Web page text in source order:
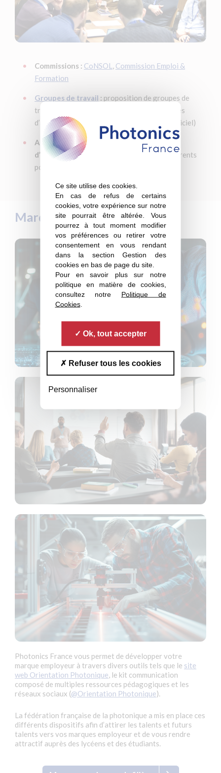
Ce site utilise des cookies.
En cas de refus de certains
cookies, votre expérience sur notre
site pourrait être altérée. Vous
pourrez à tout moment modifier
vos préférences ou retirer votre
consentement en vous rendant
dans la section Gestion des
cookies en bas de page du site.
Pour en savoir plus sur notre
politique en matière de cookies,
consultez notre Politique de
Cookies.
Ok, tout accepter
Refuser tous les cookies
Personnaliser
Commissions : CoNSOL , Commission Emploi &
Formation
Groupes de travail : proposition de groupes de
travail techniques thématiques sur des thèmes
d’actualité (ex : veille règlementaire, PIC, logiciel)
Accompagnement aux achats et ventes
d’entreprise :mise en réseau entre nos adhérents
pour les offres et reprises
Marque employeur
Photonics France vous permet de développer votre
marque employeur à travers divers outils tels que le site
web Orientation Photonique, le kit communication
composé de multiples ressources pédagogiques et les
réseaux sociaux (@Orientation Photonique).
La fédération française de la photonique a mis en place ces
différents dispositifs afin d’attirer les talents et futurs
talents vers vos marques employeur et de vous rendre
attractif auprès des lycéens et des étudiants.